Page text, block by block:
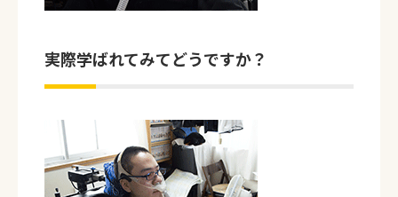
実際学ばれてみてどうですか？